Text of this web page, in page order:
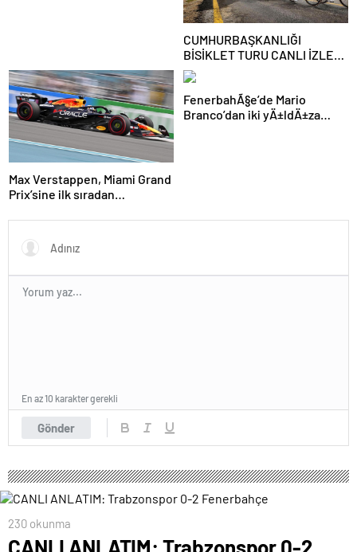
CUMHURBAŞKANLIĞI
BİSİKLET TURU CANLI İZLE:
Cumhurbaşkanlığı Bisiklet
Yarışı Hangi Kanalda? İşte
İzmir Bisiklet Yarışı Bilgileri…
Max Verstappen, Miami Grand
Prix’sine ilk sıradan
FenerbahÃ§e’de Mario
Branco’dan iki yÄ±ldÄ±za
Gönder
En az 10 karakter gerekli
230 okunma